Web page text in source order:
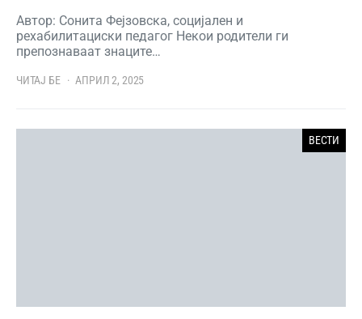
Автор: Сонита Фејзовска, социјален и
рехабилитациски педагог Некои родители ги
препознаваат знаците…
ЧИТАЈ БЕ АПРИЛ 2, 2025
ВЕСТИ